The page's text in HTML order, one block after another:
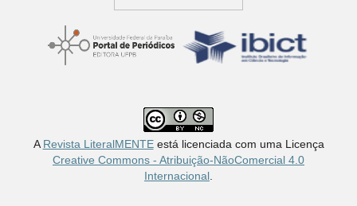
ARevista LiteralMENTEestá licenciada com uma Licença
Creative Commons - Atribuição-NãoComercial 4.0
Internacional.